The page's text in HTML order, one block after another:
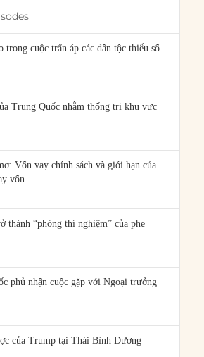
trong cuộc trấn áp các dân tộc thiểu số
Trung Quốc nhằm thống trị khu vực
Vốn vay chính sách và giới hạn của
vốn
thành “phòng thí nghiệm” của phe
phủ nhận cuộc gặp với Ngoại trưởng
của Trump tại Thái Bình Dương